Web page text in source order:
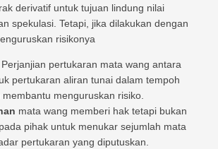
derivatif untuk tujuan lindung nilai
spekulasi. Tetapi, jika dilakukan dengan
risikonya
Perjanjian pertukaran mata wang antara
pertukaran aliran tunai dalam tempoh
menguruskan risiko.
mata wang memberi hak tetapi bukan
pihak untuk menukar sejumlah mata
pertukaran yang diputuskan.